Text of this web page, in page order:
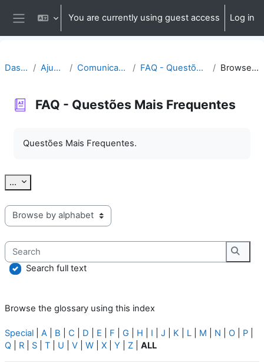
Skip to main content
Side panel
You are currently using guest access Log in
Dashboard Ajuda | Apoio Comunicação | Questões FAQ - Questões Mais Frequentes Browse by alphabet
FAQ - Questões Mais Frequentes
Questões Mais Frequentes.
... Export entries
Browse the glossary using this index
Search
Search full text
Browse the glossary using this index
Special A B C D E F G H I J K L M N O P
Q
R S T U V W X Y Z ALL